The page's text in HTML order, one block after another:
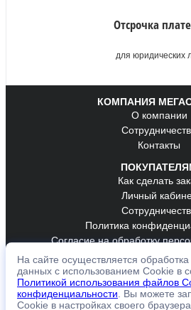
Отсрочка
для юридических
КОМПАНИЯ
О компании
Контакты
Как сделать
Личный
Политика
Согласие на обработку
ОБРАТНАЯ
К оплате
На сайте осуществляется обработка
данных с использованием Cookie в
Политикой использования файлов
конфиденциальности . Вы можете
Cookie в настройках своего браузера.